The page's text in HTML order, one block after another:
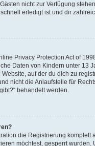
nicht zur Verfügung
erledigt ist und dir
Privacy Protection Act of
Daten von Kindern unter 13
auf der du dich zu
nicht die Anlaufstelle für
behandelt werden.
die Registrierung
möchtest, gesperrt